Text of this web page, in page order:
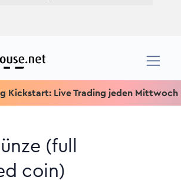
Live Trading jeden Mittwoch um
(full
coin)